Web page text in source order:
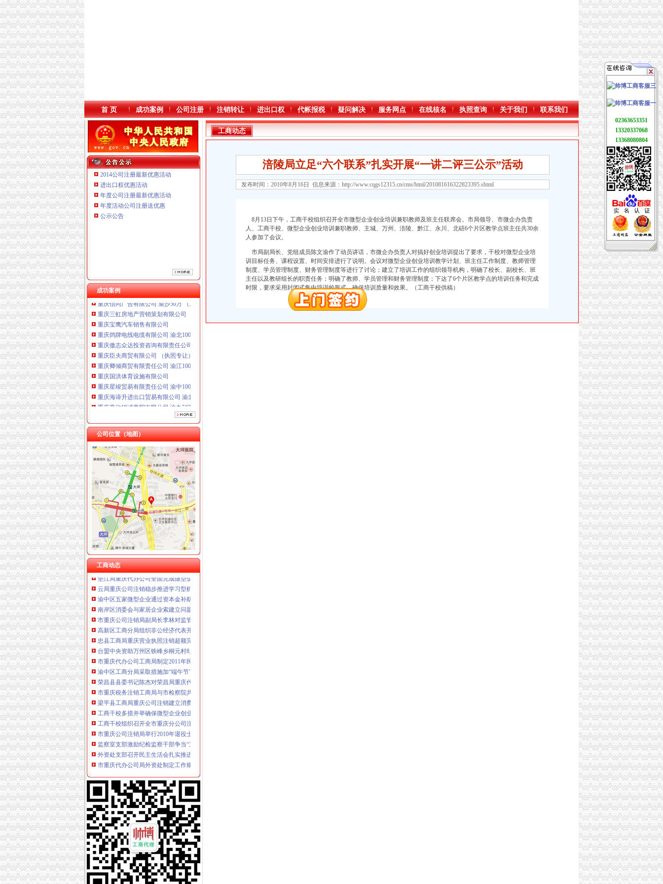
本站导航
首 页 成功案例 公司注册 注销转让 进出口权 代帐报税 疑问解决 服务网点 在线核名 执照查询 关于我们 联系我们
2014公司注册最新优惠活动
进出口权优惠活动
年度公司注册最新优惠活动
年度活动公司注册送优惠
公示公告
成功案例
重庆鸽牌电线电缆有限公司 渝北10010万 (进出口权)
重庆海谛升进出口贸易有限公司 渝北100万 （进出口权）
重庆奕欣锦诚商贸有限公司 渝九50万 （工商注册）
重庆信同广告有限公司 渝沙50万 （工商注册）
重庆三虹房地产营销策划有限公司
重庆宝鹰汽车销售有限公司
重庆鸽牌电线电缆有限公司 渝北10010万 (进出口权)
重庆傲志众达投资咨询有限责任公司 渝九1000万 （增资）
重庆臣夫商贸有限公司 （执照专让）
重庆卿倾商贸有限责任公司 渝江100万 （工商注册）
重庆国洪体育设施有限公司
重庆星竣贸易有限责任公司 渝中100万 （进出口权）
重庆海谛升进出口贸易有限公司 渝北100万 （进出口权）
重庆奕欣锦诚商贸有限公司 渝九50万 （工商注册）
重庆三虹房地产营销策划有限公司
重庆宝鹰汽车销售有限公司
公司位置（地图）
工商动态
工商动态
我市重庆分公司注销出台在校大创办微型企业相关办法
渝北局行政约谈沃尔玛超市重庆公司注销指出五点问题
市重庆代办公司局副巡视员高印平率队到南川局开展考核考察工作
渝北局推行“一单通”重庆代办公司工作取得阶段成效
长寿局重庆代办公司大力促进非公经济组织创先争优
沙坪坝局重庆分公司注销三举措帮扶中小企业融资4.8亿元
江津局重庆税务注销以四个注重为抓手大力发展微型企业
垫江局重庆代办公司全面完成微型企业试点发展任务
云局重庆公司注销稳步推进学习型机关建设成效明显
渝中区五家微型企业通过资本金补助评审
南岸区消委会与家居企业索建立问题家居先行赔偿机制
市重庆公司注销局副局长李林对监管巡查体系改革推进工作提出四点要求
高新区工商分局组织非公经济代表开展“我身边的重庆税务注销员” 演讲比赛
忠县工商局重庆营业执照注销超额完成2011年上半年微型企业发展任务
台盟中央资助万州区铁峰乡桐元村8户残疾人微型企业
市重庆代办公司工商局制定2011年民主评议政风行风工作实施方案
渝中区工商分局采取措施加“端午节”重庆分公司注销期间食品安全监管
荣昌县县委书记陈杰对荣昌局重庆代办公司工商专报信息作出批示
市重庆税务注销工商局与市检察院共同研究加行政执法与刑事司法衔接工作
梁平县工商局重庆公司注销建立消费维权三项长效机制
工商干校多措并举确保微型企业创业培训取得成效
工商干校组织召开全市重庆分公司注销微型企业创业培训教师及班主任联席会议
市重庆公司注销局举行2010年退役士招录
监察室支部激励纪检监察干部争当“五型”重庆税务注销干部
外资处支部召开民主生活会扎实推进“一讲二评三公示”重庆公司注销活动
市重庆代办公司局外资处制定工作规则规范外资登记窗口工作行为
巫溪局完善“三个机制”重庆代办公司提升宣工作水平
开县局“四个一”重庆营业执照注销推进房地产中介市场秩序整工作
云局重庆营业执照注销四轮驱动力促商标品牌发展助农户万元增收
北碚区出台三条新政大力加商标品牌建设
江北区区长何贵对江北局重庆税务注销信息专报作出批示
九龙坡局重庆分公司注销采取三项措施化电子商务监管
丰都局创新“五学”重庆代办公司模式深入开展创先争优活动
南川区区长谭家玲对南川局重庆税务注销信息作出批示
荣昌工商市重庆营业执照注销政联合出击整户外广告见成效
黔江局重庆税务注销三项措施加红盾图书室建设
合川区新增6件重庆市重庆分公司注销著名商标
酉局大力实施“商标兴县、品牌兴农”重庆分公司注销战略助推农户万元增收
工商动态
涪陵局立足“六个联系”扎实开展“一讲二评三公示”活动
发布时间：2010年8月16日 信息来源： http://www.cqgs12315.cn/cms/html/201081616322823395.shtml
8月13日下午，工商干校组织召开全市微型企业创业培训兼职教师及班主任联席会。市局领导、市微企办负责
人、工商干校、微型企业创业培训兼职教师、主城、万州、涪陵、黔江、永川、北碚6个片区教学点班主任共30余
人参加了会议。
市局副局长、党组成员陈文渝作了动员讲话，市微企办负责人对搞好创业培训提出了要求，干校对微型企业培
训目标任务、课程设置、时间安排进行了说明。会议对微型企业创业培训教学计划、班主任工作制度、教师管理
制度、学员管理制度、财务管理制度等进行了讨论；建立了培训工作的组织领导机构，明确了校长、副校长、班
主任以及教研组长的职责任务；明确了教师、学员管理和财务管理制度；下达了6个片区教学点的培训任务和完成
时限，要求采用封闭式集中培训的形式，确保培训质量和效果。（工商干校供稿）
02363653351
13320337068
13368080804